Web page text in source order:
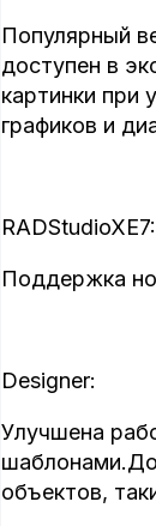
Популярный
доступен в
картинки при
графиков и
RADStudioXE7:
Поддержка
Designer:
Улучшена
объектов,